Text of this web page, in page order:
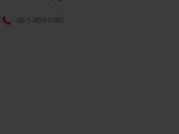
06-1-459-5080